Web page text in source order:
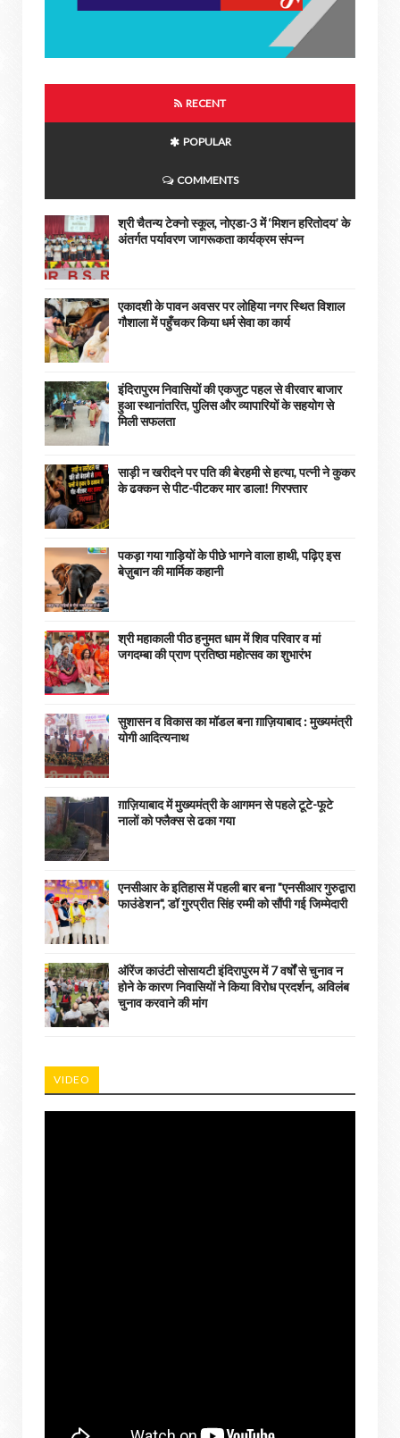
RECENT
POPULAR
COMMENTS
श्री चैतन्य टेक्नो स्कूल, नोएडा-3 में ‘मिशन हरितोदय’ के
अंतर्गत पर्यावरण जागरूकता कार्यक्रम संपन्न
एकादशी के पावन अवसर पर लोहिया नगर स्थित विशाल
गौशाला में पहुँचकर किया धर्म सेवा का कार्य
इंदिरापुरम निवासियों की एकजुट पहल से वीरवार बाजार
हुआ स्थानांतरित, पुलिस और व्यापारियों के सहयोग से
मिली सफलता
साड़ी न खरीदने पर पति की बेरहमी से हत्या, पत्नी ने कुकर
के ढक्कन से पीट-पीटकर मार डाला! गिरफ्तार
पकड़ा गया गाड़ियों के पीछे भागने वाला हाथी, पढ़िए इस
बेज़ुबान की मार्मिक कहानी
श्री महाकाली पीठ हनुमत धाम में शिव परिवार व मां
जगदम्बा की प्राण प्रतिष्ठा महोत्सव का शुभारंभ
सुशासन व विकास का मॉडल बना ग़ाज़ियाबाद : ​मुख्यमंत्री
योगी आदित्यनाथ
ग़ाज़ियाबाद में मुख्यमंत्री के आगमन से पहले टूटे-फूटे
नालों को फ्लैक्स से ढका गया
एनसीआर के इतिहास में पहली बार बना "एनसीआर गुरुद्वारा
फाउंडेशन", डॉ गुरप्रीत सिंह रम्मी को सौंपी गई जिम्मेदारी
ऑरेंज काउंटी सोसायटी इंदिरापुरम में 7 वर्षों से चुनाव न
होने के कारण निवासियों ने किया विरोध प्रदर्शन, अविलंब
चुनाव करवाने की मांग
VIDEO